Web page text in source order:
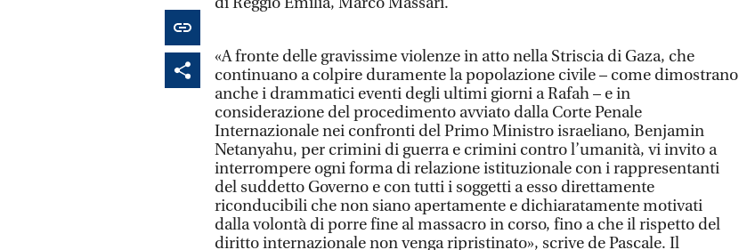
«A fronte delle gravissime violenze in atto nella Striscia di Gaza, che
continuano a colpire duramente la popolazione civile – come dimostrano
anche i drammatici eventi degli ultimi giorni a Rafah – e in
considerazione del procedimento avviato dalla Corte Penale
Internazionale nei confronti del Primo Ministro israeliano, Benjamin
Netanyahu, per crimini di guerra e crimini contro l’umanità, vi invito a
interrompere ogni forma di relazione istituzionale con i rappresentanti
del suddetto Governo e con tutti i soggetti a esso direttamente
riconducibili che non siano apertamente e dichiaratamente motivati
dalla volontà di porre fine al massacro in corso, fino a che il rispetto del
diritto internazionale non venga ripristinato», scrive de Pascale. Il